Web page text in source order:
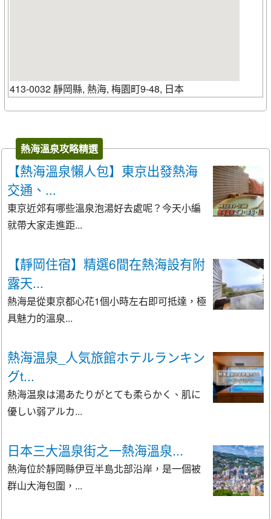
413-0032 靜岡縣, 熱海, 梅園町9-48, 日本
熱海溫泉攻略精選
【熱海溫泉懶人包】東京出發熱海
交通、...
東京近郊有哪些溫泉泡湯好去處呢？今天小編
就帶大家走進距...
【靜岡住宿】精選6間在熱海設有附
露天...
熱海是從東京都心花1個小時左右即可抵達，極
具魅力的溫泉...
熱海温泉_人気旅館ホテルランキン
グt...
熱海温泉は湯あたりがとても柔らかく、肌に
優しい弱アルカ...
日本三大溫泉街之一熱海溫泉...
熱海位於靜岡縣伊豆半島北部沿岸，是一個被
群山大海包圍，...